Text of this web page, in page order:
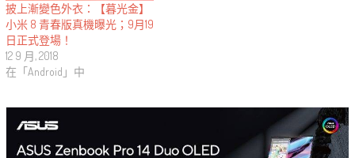
披上漸變色外衣：【暮光金】
小米 8 青春版真機曝光；9月19
日正式登場！
12 9 月, 2018
在「Android」中